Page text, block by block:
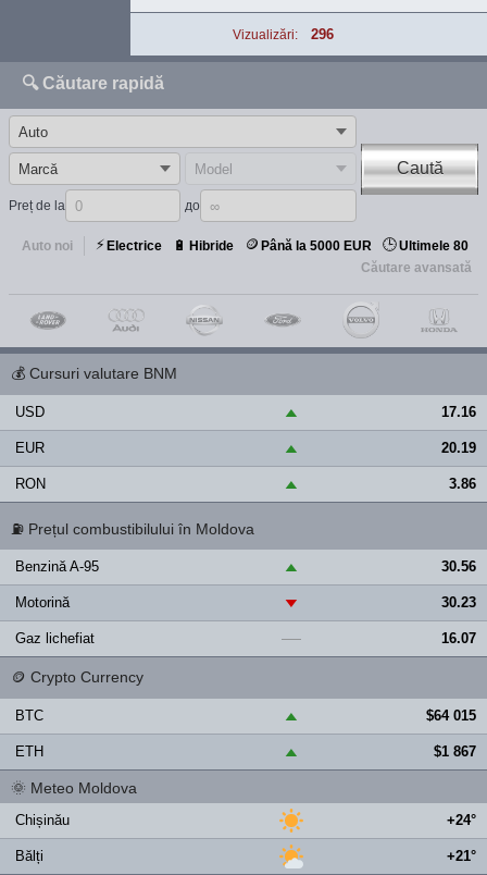
Vizualizări: 296
🔍 Căutare rapidă
Preț de la до
Caută
Auto noi ⚡ Electrice 🔋 Hibride 🪙 Până la 5000 EUR 🕒Ultimele 80
Căutare avansată
💰 Cursuri valutare BNM
USD ▲ 17.16
EUR ▲ 20.19
RON ▲ 3.86
⛽ Prețul combustibilului în Moldova
Benzină A-95 ▲ 30.56
Motorină ▼ 30.23
Gaz lichefiat — 16.07
🪙 Crypto Currency
BTC ▲ $64 015
ETH ▲ $1 867
🌞 Meteo Moldova
Chișinău +24°
Bălți +21°